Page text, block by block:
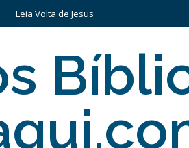
Leia Volta de Jesus